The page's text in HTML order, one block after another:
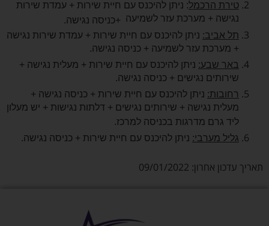
טירת הרכמל: ניתן להיכנס עם חיית שירות + עמדת שירות
נגישה + מערכת עזר לשמיעה +כניסה נגישה.
תל אביב: ניתן להיכנס עם חיית שירות + עמדת שירות נגישה
+ מערכת עזר לשמיעה + כניסה נגישה.
באר שבע: ניתן להיכנס עם חיית שירות + מעלית נגישה +
שירותים נגישים + כניסה נגישה.
רחובות: ניתן להיכנס עם חיית שירות + כניסה נגישה +
מעלית נגישה + שירותים נגישים + דלתות נגישות + יש מעלון
ליד גרם מדרגות בכניסה למרכז.
גליל מערבי: ניתן להיכנס עם חיית שירות + כניסה נגישה.
תאריך עדכון אחרון: 09/01/2022